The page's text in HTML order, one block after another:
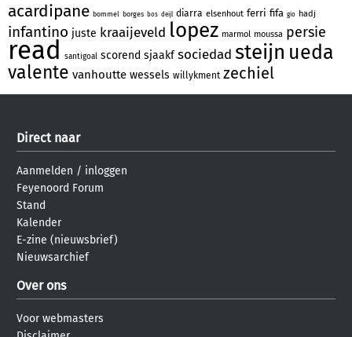
acardipane bommel borges bos deijl diarra elsenhout ferri fifa gio hadj
infantino juste kraaijeveld lopez marmol moussa persie
read santigoal scorend sjaakf sociedad steijn ueda
valente vanhoutte wessels willykment zechiel
Direct naar
Aanmelden / inloggen
Feyenoord Forum
Stand
Kalender
E-zine (nieuwsbrief)
Nieuwsarchief
Over ons
Voor webmasters